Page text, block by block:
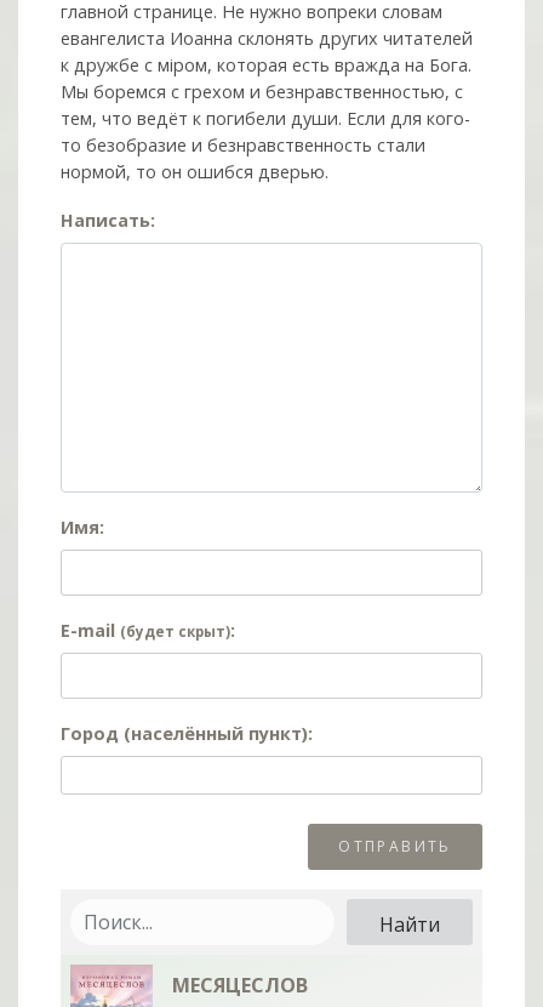
главной странице. Не нужно вопреки словам
евангелиста Иоанна склонять других читателей
к дружбе с мiром, которая есть вражда на Бога.
Мы боремся с грехом и без­нрав­ствен­ностью, с
тем, что ведёт к погибели души. Если для кого-
то безобразие и безнравственность стали
нормой, то он ошибся дверью.
Написать:
Имя:
E-mail (будет скрыт):
Город (населённый пункт):
МЕСЯЦЕСЛОВ